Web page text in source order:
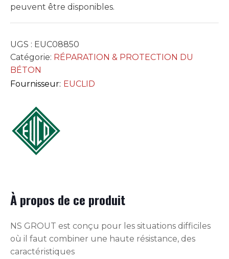
peuvent être disponibles.
UGS : EUC08850
Catégorie: RÉPARATION & PROTECTION DU
BÉTON
Fournisseur: EUCLID
À propos de ce produit
NS GROUT est conçu pour les situations difficiles
où il faut combiner une haute résistance, des
caractéristiques